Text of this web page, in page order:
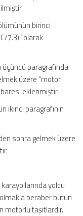
birinci
7.3)” olarak
paragrafında
üzere “motor
eklenmiştir.
ikinci paragrafının
sonra gelmek üzere
karayollarında yolcu
beraber bütün
taşıtlardır.